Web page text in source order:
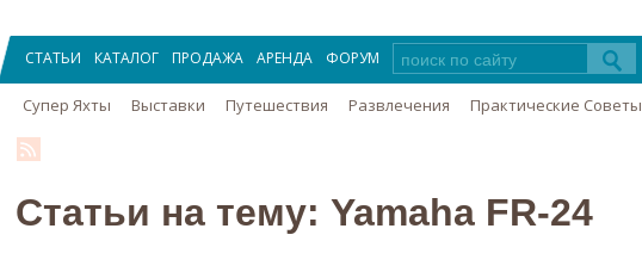
СТАТЬИ КАТАЛОГ ПРОДАЖА АРЕНДА ФОРУМ
Супер Яхты Выставки Путешествия Развлечения Практические Советы
Статьи на тему: Yamaha FR-24